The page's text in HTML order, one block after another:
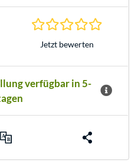
Jetzt bewerten
verfügbar in 5-